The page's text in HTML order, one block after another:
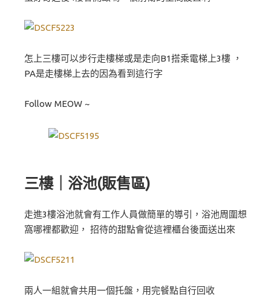
怎上三樓可以步行走樓梯或是走向B1搭乘電梯上3樓 ，
PA是走樓梯上去的因為看到這行字
Follow MEOW ~
三樓｜浴池(販售區)
走進3樓浴池就會有工作人員做簡單的導引，浴池周圍想
窩哪裡都歡迎， 招待的甜點會從這裡櫃台後面送出來
兩人一組就會共用一個托盤，用完餐點自行回收